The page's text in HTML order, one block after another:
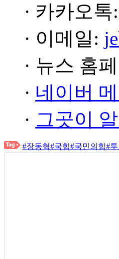
· 카카오
· 이메일:
· 뉴스 홈
· 네이버
· 그곳이
#장동혁#국힘#국민의힘#투